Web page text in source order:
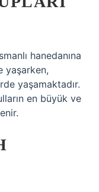
hanedanına
yaşarken,
yaşamaktadır.
en büyük ve